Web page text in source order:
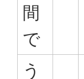
間
で
う